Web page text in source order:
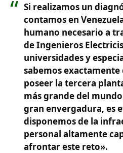
Si realizamos un
contamos en
humano necesario a
de Ingenieros
universidades y
sabemos exactamente
poseer la tercera
más grande del
gran envergadura, es
disponemos de la
personal altamente
afrontar este reto».